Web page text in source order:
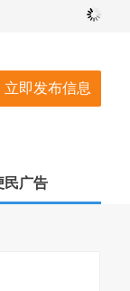
立即发布信息
民广告